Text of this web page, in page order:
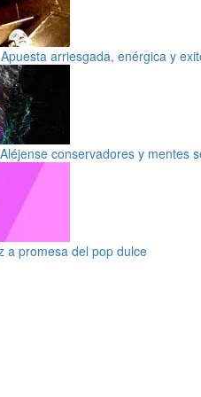
arriesgada, enérgica y
conservadores y mentes
a promesa del pop dulce